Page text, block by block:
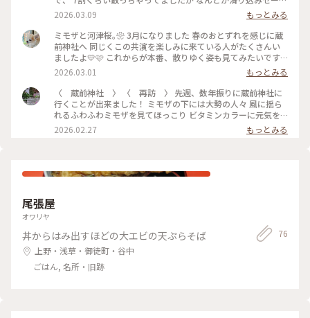
フ？ それでも、残ったお花が一生懸命咲いていて🌼🌸 脳内で
は満開の春の共演を思い出しつつ、 この淡い色合いに癒され
たひとときでした✨ それにしても驚いたのが、人の多さ💦 元
犬さんもいつもと違う景色を楽しんでいるようでした。 ・ 5枚
目は、新宿駅の連絡通路で見つけた広告。 素敵な一日になり
ますように🍀 #蔵前神社 #一日遅れのミモザの日 #ミモザ #河
2026.03.09
もっとみる
ミモザと河津桜｡❀ 3月になりました 春のおとずれを感じに蔵
前神社へ 同じくこの共演を楽しみに来ている人がたくさんい
ましたよ💛🩷 これからが本番、散りゆく姿も見てみたいです
ね #開運旅 #東京#蔵前#蔵前神社#神社#ミモザ#河津桜#桜#こ
れは2月27日の開花状況です
2026.03.01
もっとみる
〈 蔵前神社 〉 〈 再訪 〉 先週、数年振りに蔵前神社に
行くことが出来ました！ ミモザの下には大勢の人々 風に揺ら
れるふわふわミモザを見てほっこり ビタミンカラーに元気を
頂いた一日でした #ミモザ #蔵前神社 #開運旅 #蔵前
2026.02.27 もっとみる
尾張屋
オワリヤ
丼からはみ出すほどの大エビの天ぷらそば
上野・浅草・御徒町・谷中
ごはん, 名所・旧跡
76